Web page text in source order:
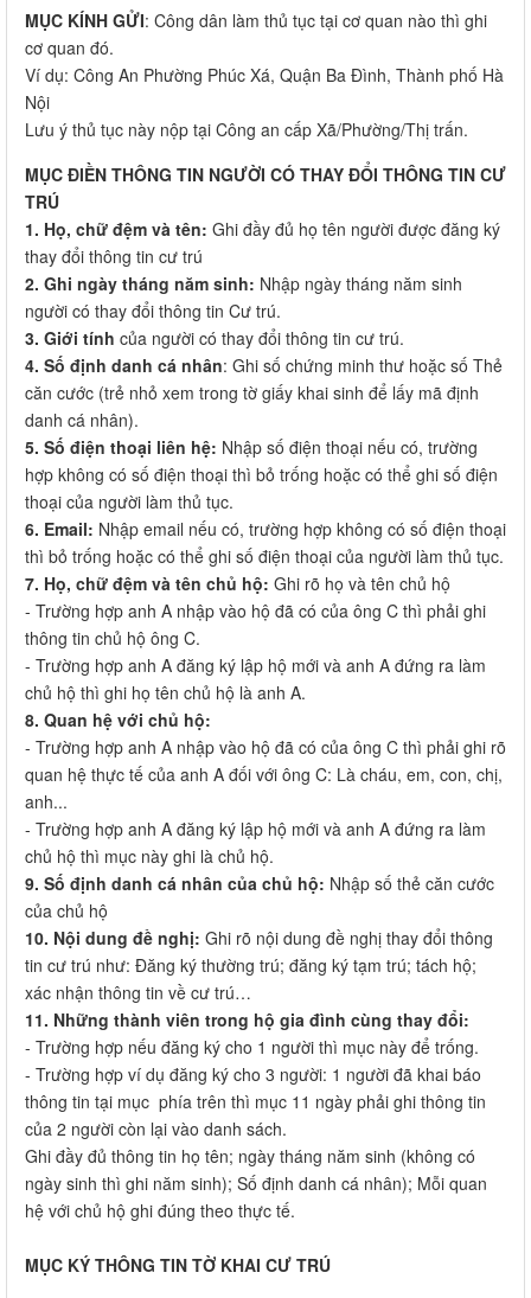
MỤC KÍNH GỬI: Công dân làm thủ tục tại cơ quan nào thì ghi
cơ quan đó.
Ví dụ: Công An Phường Phúc Xá, Quận Ba Đình, Thành phố Hà
Nội
Lưu ý thủ tục này nộp tại Công an cấp Xã/Phường/Thị trấn.
MỤC ĐIỀN THÔNG TIN NGƯỜI CÓ THAY ĐỔI THÔNG TIN CƯ
TRÚ
1. Họ, chữ đệm và tên: Ghi đầy đủ họ tên người được đăng ký
thay đổi thông tin cư trú
2. Ghi ngày tháng năm sinh: Nhập ngày tháng năm sinh
người có thay đổi thông tin Cư trú.
3. Giới tính của người có thay đổi thông tin cư trú.
4. Số định danh cá nhân: Ghi số chứng minh thư hoặc số Thẻ
căn cước (trẻ nhỏ xem trong tờ giấy khai sinh để lấy mã định
danh cá nhân).
5. Số điện thoại liên hệ: Nhập số điện thoại nếu có, trường
hợp không có số điện thoại thì bỏ trống hoặc có thể ghi số điện
thoại của người làm thủ tục.
6. Email: Nhập email nếu có, trường hợp không có số điện thoại
thì bỏ trống hoặc có thể ghi số điện thoại của người làm thủ tục.
7. Họ, chữ đệm và tên chủ hộ: Ghi rõ họ và tên chủ hộ
- Trường hợp anh A nhập vào hộ đã có của ông C thì phải ghi
thông tin chủ hộ ông C.
- Trường hợp anh A đăng ký lập hộ mới và anh A đứng ra làm
chủ hộ thì ghi họ tên chủ hộ là anh A.
8. Quan hệ với chủ hộ:
- Trường hợp anh A nhập vào hộ đã có của ông C thì phải ghi rõ
quan hệ thực tế của anh A đối với ông C: Là cháu, em, con, chị,
anh...
- Trường hợp anh A đăng ký lập hộ mới và anh A đứng ra làm
chủ hộ thì mục này ghi là chủ hộ.
9. Số định danh cá nhân của chủ hộ: Nhập số thẻ căn cước
của chủ hộ
10. Nội dung đề nghị: Ghi rõ nội dung đề nghị thay đổi thông
tin cư trú như: Đăng ký thường trú; đăng ký tạm trú; tách hộ;
xác nhận thông tin về cư trú…
11. Những thành viên trong hộ gia đình cùng thay đổi:
- Trường hợp nếu đăng ký cho 1 người thì mục này để trống.
- Trường hợp ví dụ đăng ký cho 3 người: 1 người đã khai báo
thông tin tại mục phía trên thì mục 11 ngày phải ghi thông tin
của 2 người còn lại vào danh sách.
Ghi đầy đủ thông tin họ tên; ngày tháng năm sinh (không có
ngày sinh thì ghi năm sinh); Số định danh cá nhân); Mỗi quan
hệ với chủ hộ ghi đúng theo thực tế.
MỤC KÝ THÔNG TIN TỜ KHAI CƯ TRÚ